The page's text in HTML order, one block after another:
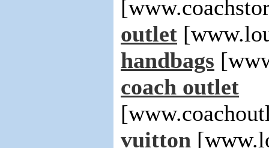
outlet
handbags
coach outlet
vuitton